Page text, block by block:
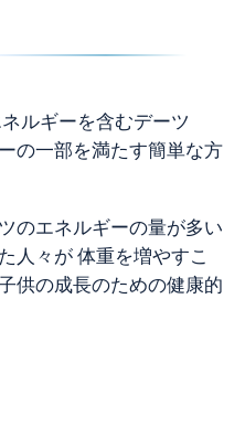
ルギーを含むデーツ
の一部を満たす簡単な方
のエネルギーの量が多い
人々が 体重を増やすこ
供の成長のための健康的